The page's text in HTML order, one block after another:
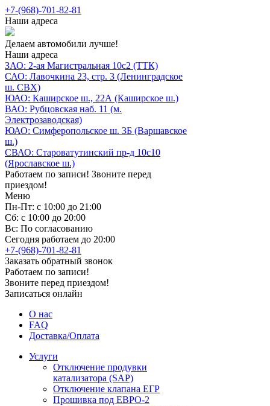
+7-(968)-701-82-81
Наши адреса
Делаем автомобили лучше!
Наши адреса
ЗАО: 2-ая Магистральная 10с2 (ТТК)
САО: Лавочкина 23, стр. 3 (Ленинградское
ш. СВХ)
ЮАО: Каширское ш., 22А (Каширское ш.)
ВАО: Рубцовская наб. 11 (м.
Электрозаводская)
ЮАО: Симферопольское ш. 3Б (Варшавское
ш.)
СВАО: Староватутинский пр-д 10с10
(Ярославское ш.)
Работаем по записи! Звоните перед
приездом!
Меню
Пн-Пт: с 10:00 до 21:00
Сб: с 10:00 до 20:00
Вс: По согласованию
Сегодня работаем до 20:00
+7-(968)-701-82-81
Заказать обратный звонок
Работаем по записи!
Звоните перед приездом!
Записаться онлайн
О нас
FAQ
Доставка/Оплата
Услуги
Отключение продувки
катализатора (SAP)
Отключение клапана ЕГР
Прошивка под ЕВРО-2